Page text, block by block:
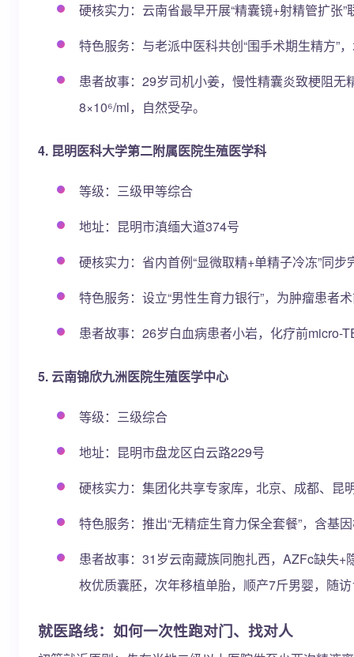
硬核实力：云南省最早开展“精囊镜+射精管扩张
特色服务：与老派中医科共创“围手术期生精方”
患者故事：29岁司机小姜，慢性精囊炎致梗阻
8×10⁶/ml，自然受孕。
4. 昆明医科大学第二附属医院生殖医学科
等级：三级甲等综合
地址：昆明市滇缅大道374号
硬核实力：省内首例“显微取精+单精子冷冻”同
特色服务：设立“男性生育力银行”，为肿瘤患者
患者故事：26岁白血病患者小岩，化疗前micro-
5. 云南锦欣九洲医院生殖医学中心
等级：三级综合
地址：昆明市盘龙区白云路229号
硬核实力：集团化共享专家库，北京、成都、
特色服务：推出“无精症生育力保全套餐”，含基
患者故事：31岁云南藏族同胞扎西，AZFc缺失
枚优质囊胚，次年移植单胎，顺产7斤男婴，随
就医路线：如何一次性跑对门、找对人